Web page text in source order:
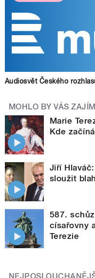
Audiosvět Českého
MOHLO BY VÁS
Marie
Kde
Jiří
sloužit
587.
císařovny
Terezie